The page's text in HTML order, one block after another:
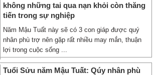
không những tai qua nạn khỏi còn thăng
tiến trong sự nghiệp
Năm Mậu Tuất này sẽ có 3 con giáp được quý
nhân phù trợ nên gặp rất nhiều may mắn, thuận
lợi trong cuộc sống ...
Tuổi Sửu năm Mậu Tuất: Qúy nhân phù